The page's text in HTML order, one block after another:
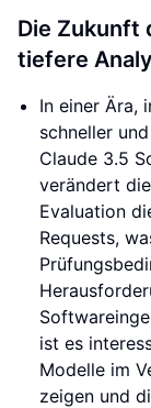
Die Zukunft
tiefere
In einer Ära,
schneller
Claude 3.5
verändert
Evaluation
Requests,
ist es
Modelle im
zeigen und